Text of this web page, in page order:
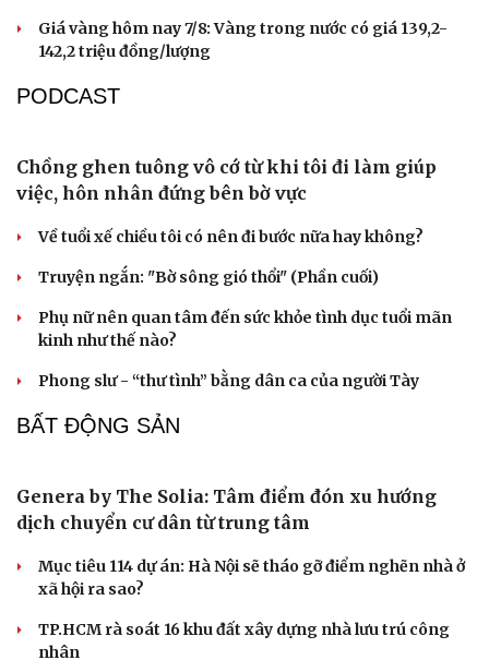
Giá vàng hôm nay 10/8: Giá vàng SJC ổn định mức
141 - 144 triệu đồng/lượng
Giá vàng hôm nay 9/8: Vàng SJC tiếp tục trụ ở mức cao
lại tăng
Vì sao giá vàng thế giới tăng nhưng trong nước lại
Giá vàng hôm nay 7/8: Vàng trong nước có giá 139,2-
142,2 triệu đồng/lượng
PODCAST
Chồng ghen tuông vô cớ từ khi tôi đi làm giúp